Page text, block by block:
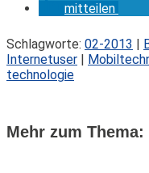
mitteilen
Schlagworte: 02-2013 |
Internetuser |
technologie
Mehr zum Thema: